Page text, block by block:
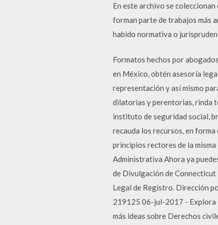
En este archivo se
forman parte de trabajos más
habido normativa o
Formatos hechos por
en México, obtén asesoría
representación y así mismo
dilatorias y perentorias, rinda
instituto de seguridad social,
recauda los recursos, en
principios rectores de la
Administrativa Ahora ya
de Divulgación de
Legal de Registro. Dirección
219125 06-jul-2017 - Explora
más ideas sobre Derechos